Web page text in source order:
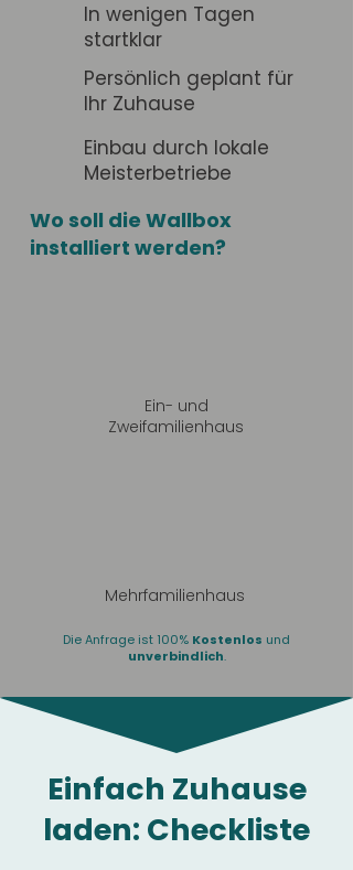
In wenigen Tagen
startklar
Persönlich geplant für
Ihr Zuhause
Einbau durch lokale
Meisterbetriebe
Wo soll die Wallbox
installiert werden?
Ein- und
Zweifamilienhaus
Mehrfamilienhaus
Die Anfrage ist 100% Kostenlos und
unverbindlich.
Einfach Zuhause
laden: Checkliste